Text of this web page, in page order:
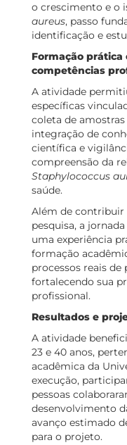
o crescimento e o
aureus, passo
identificação e
Formação
competências
A atividade
específicas
coleta de
integração de
científica e
compreensão da
Staphylococcus
saúde.
Além de contribuir
pesquisa, a
uma experiência
formação
processos reais de
fortalecendo sua
profissional.
Resultados e
A atividade
23 e 40 anos,
acadêmica da
execução,
pessoas
desenvolvimento
avanço estimado
para o projeto.